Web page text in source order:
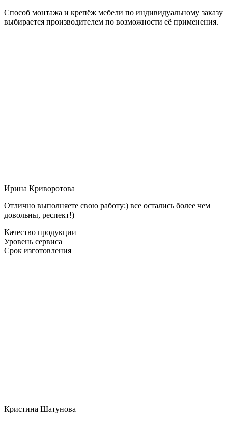
Способ монтажа и крепёж мебели по индивидуальному заказу
выбирается производителем по возможности её применения.
Ирина Криворотова
Отлично выполняете свою работу:) все остались более чем
довольны, респект!)
Качество продукции
Уровень сервиса
Срок изготовления
Кристина Шатунова